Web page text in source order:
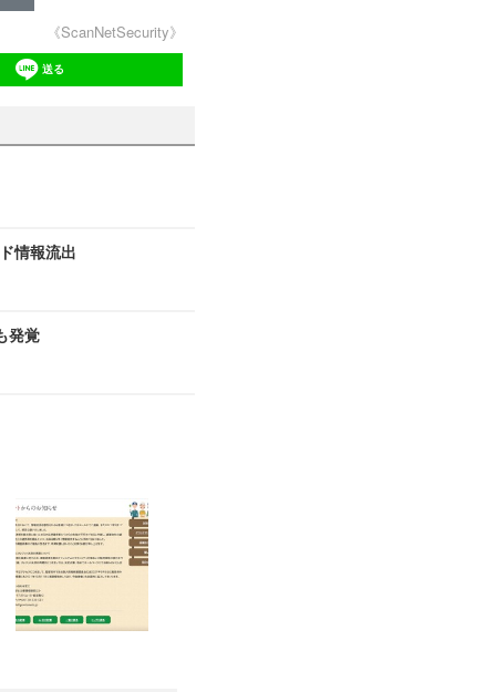
《ScanNetSecurity》
送る
情報流出
発覚